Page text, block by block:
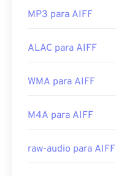
MP3 para AIFF
ALAC para AIFF
WMA para AIFF
M4A para AIFF
raw-audio para AIFF